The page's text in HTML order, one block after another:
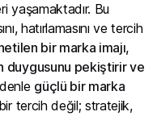
yaşamaktadır. Bu
hatırlamasını ve tercih
bir marka imajı,
duygusunu pekiştirir ve
güçlü bir marka
tercih değil; stratejik,